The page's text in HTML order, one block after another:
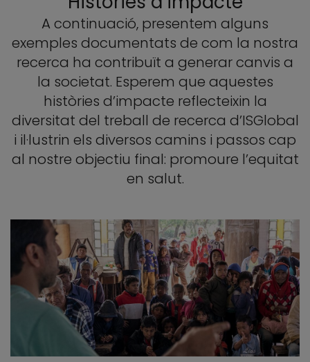
A continuació, presentem alguns
exemples documentats de com la nostra
recerca ha contribuït a generar canvis a
la societat. Esperem que aquestes
històries d’impacte reflecteixin la
diversitat del treball de recerca d’ISGlobal
i il·lustrin els diversos camins i passos cap
al nostre objectiu final: promoure l’equitat
en salut.